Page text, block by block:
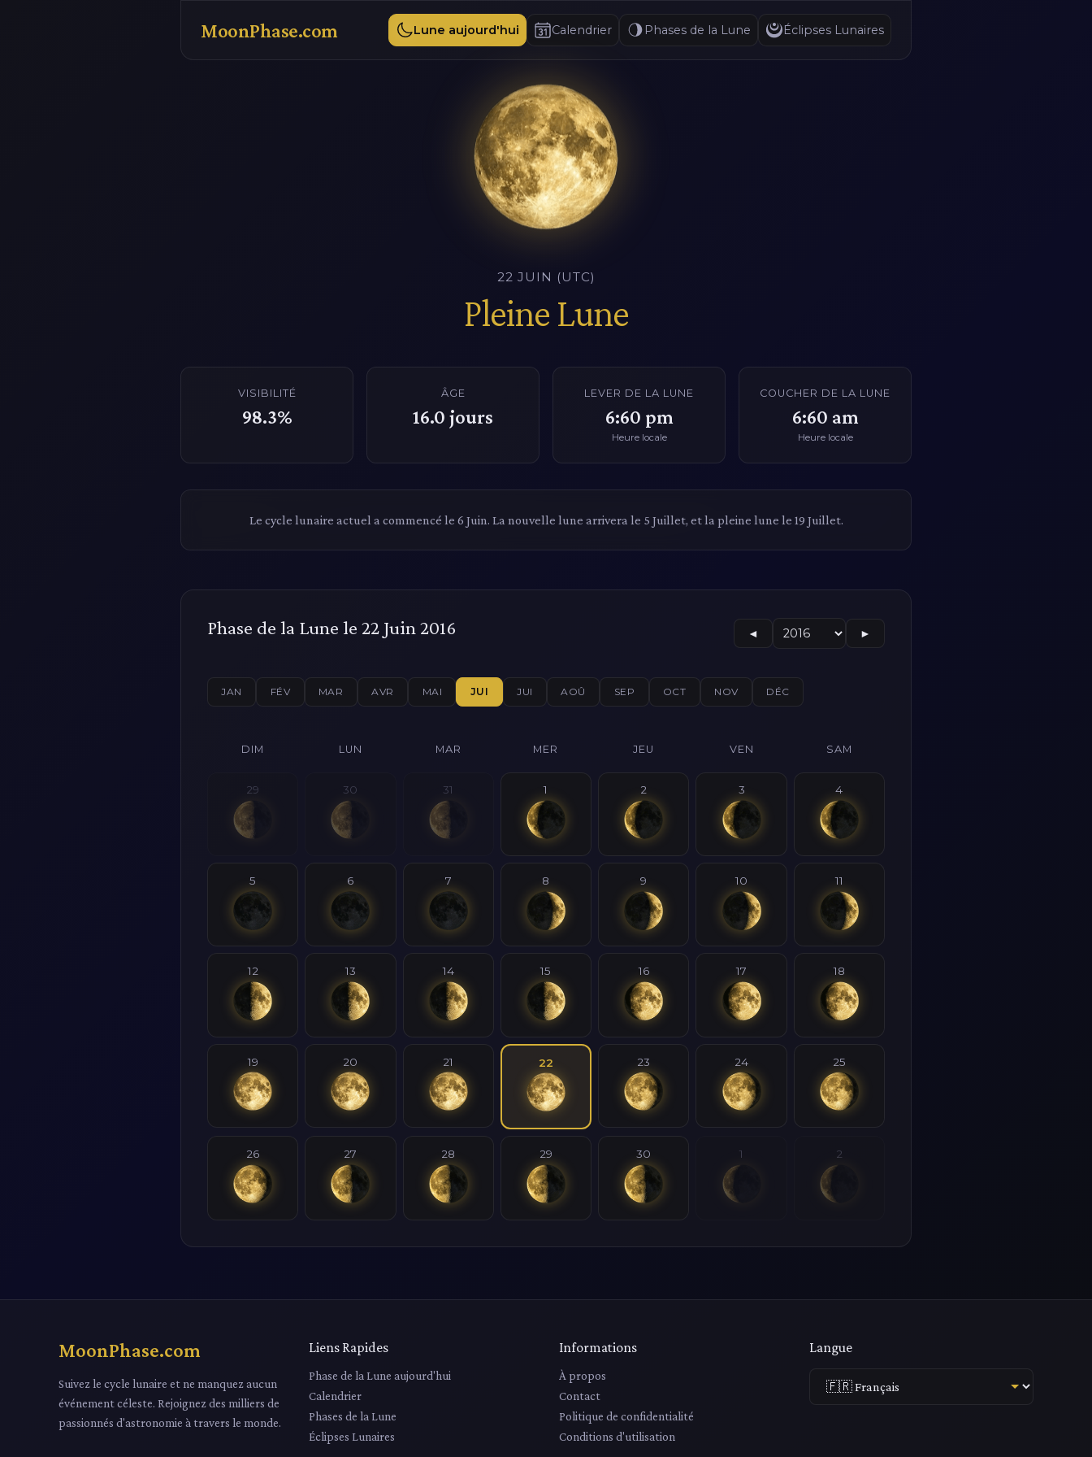
MoonPhase.com Lune aujourd'hui Calendrier Phases de la Lune Éclipses Lunaires
22 JUIN (UTC)
Pleine Lune
VISIBILITÉ
98.3%
ÂGE
16.0 jours
LEVER DE LA LUNE
6:60 pm
Heure locale
COUCHER DE LA LUNE
6:60 am
Heure locale
Le cycle lunaire actuel a commencé le 6 Juin. La nouvelle lune arrivera le 5 Juillet, et la pleine lune le 19 Juillet.
Phase de la Lune le 22 Juin 2016 ◄ ►
JAN FÉV MAR AVR MAI JUI JUI AOÛ SEP OCT NOV DÉC
DIM LUN MAR MER JEU VEN SAM
29 30 31 1 2 3 4
5 6 7 8 9 10 11
12 13 14 15 16 17 18
19 20 21 22 23 24 25
26 27 28 29 30 1 2
MoonPhase.com
Suivez le cycle lunaire et ne manquez aucun
événement céleste. Rejoignez des milliers de
passionnés d'astronomie à travers le monde.
Liens Rapides
Phase de la Lune aujourd'hui
Calendrier
Phases de la Lune
Éclipses Lunaires
Informations
À propos
Contact
Politique de confidentialité
Conditions d'utilisation
Langue